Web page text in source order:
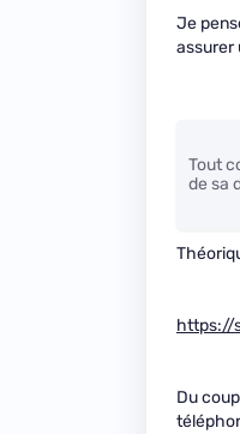
Je
assurer
Tout
de sa
https://
Du